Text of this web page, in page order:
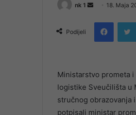
nk 1
Send
email
18. Maja
Podijeli
Ministarstvo prometa
logistike Sveučilišta u
stručnog obrazovanja
potpisali ministar